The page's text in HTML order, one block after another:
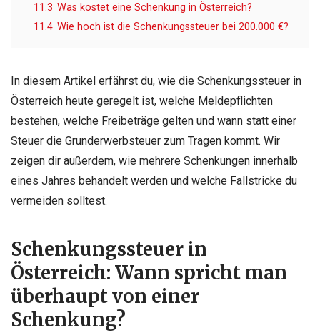
11.3 Was kostet eine Schenkung in Österreich?
11.4 Wie hoch ist die Schenkungssteuer bei 200.000 €?
In diesem Artikel erfährst du, wie die Schenkungssteuer in
Österreich heute geregelt ist, welche Meldepflichten
bestehen, welche Freibeträge gelten und wann statt einer
Steuer die Grunderwerbsteuer zum Tragen kommt. Wir
zeigen dir außerdem, wie mehrere Schenkungen innerhalb
eines Jahres behandelt werden und welche Fallstricke du
vermeiden solltest.
Schenkungssteuer in
Österreich: Wann spricht man
überhaupt von einer
Schenkung?